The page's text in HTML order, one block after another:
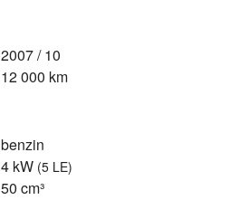
2007 / 10
12 000 km
benzin
4 kW (5 LE)
50 cm³